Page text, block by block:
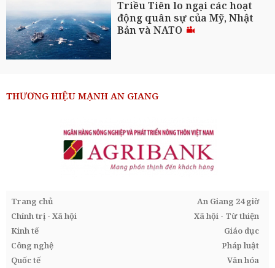
Triều Tiên lo ngại các hoạt
động quân sự của Mỹ, Nhật
Bản và NATO
THƯƠNG HIỆU MẠNH AN GIANG
Trang chủ
An Giang 24 giờ
Chính trị - Xã hội
Xã hội - Từ thiện
Kinh tế
Giáo dục
Công nghệ
Pháp luật
Quốc tế
Văn hóa